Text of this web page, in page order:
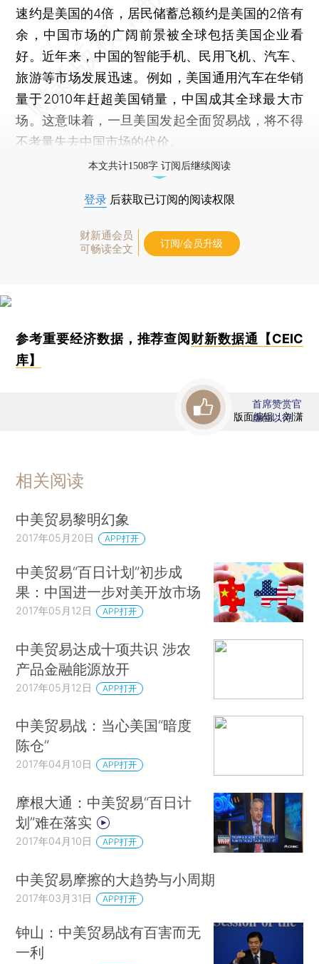
速约是美国的4倍，居民储蓄总额约是美国的2倍有
余，中国市场的广阔前景被全球包括美国企业看
好。近年来，中国的智能手机、民用飞机、汽车、
旅游等市场发展迅速。例如，美国通用汽车在华销
量于2010年赶超美国销量，中国成其全球最大市
场。这意味着，一旦美国发起全面贸易战，将不得
不考量失去中国市场的代价。
本文共计1508字 订阅后继续阅读
登录 后获取已订阅的阅读权限
财新通会员
可畅读全文
订阅/会员升级
参考重要经济数据，推荐查阅 财新数据通【CEIC
库】
版面编辑：刘潇
首席赞赏官
虚位以待
相关阅读
中美贸易黎明幻象
2017年05月20日 APP打开
中美贸易“百日计划”初步成
果：中国进一步对美开放市场
2017年05月12日 APP打开
中美贸易达成十项共识 涉农
产品金融能源放开
2017年05月12日 APP打开
中美贸易战：当心美国“暗度
陈仓”
2017年04月10日 APP打开
摩根大通：中美贸易“百日计
划”难在落实
2017年04月10日 APP打开
中美贸易摩擦的大趋势与小周期
2017年03月31日 APP打开
钟山：中美贸易战有百害而无
一利